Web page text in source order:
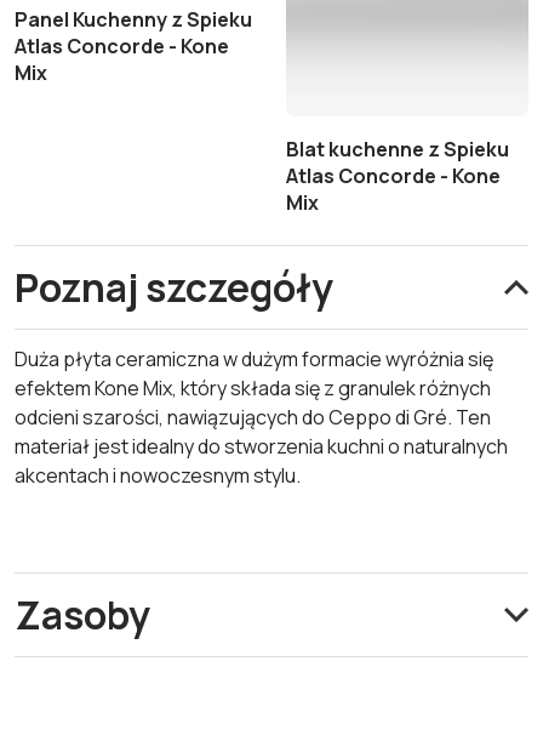
Panel Kuchenny z Spieku
Atlas Concorde - Kone
Mix
Blat kuchenne z Spieku
Atlas Concorde - Kone
Mix
Poznaj szczegóły
Duża płyta ceramiczna w dużym formacie wyróżnia się
efektem Kone Mix, który składa się z granulek różnych
odcieni szarości, nawiązujących do Ceppo di Gré. Ten
materiał jest idealny do stworzenia kuchni o naturalnych
akcentach i nowoczesnym stylu.
Zasoby